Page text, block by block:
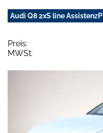
Audi Q8 2xS line
Preis:
MWSt: